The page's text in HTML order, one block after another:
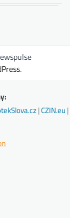
.
|CZIN.eu |